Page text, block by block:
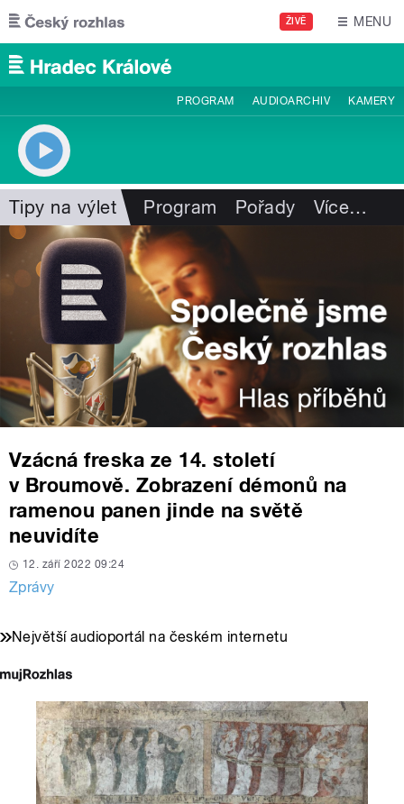
Přejít k hlavnímu obsahu
ŽIVĚ MENU
PROGRAM AUDIOARCHIV KAMERY
Tipy na výlet Program Pořady Více…
Vzácná freska ze 14. století
v Broumově. Zobrazení démonů na
ramenou panen jinde na světě
neuvidíte
12. září 2022 09:24
Zprávy
Největší audioportál na českém internetu